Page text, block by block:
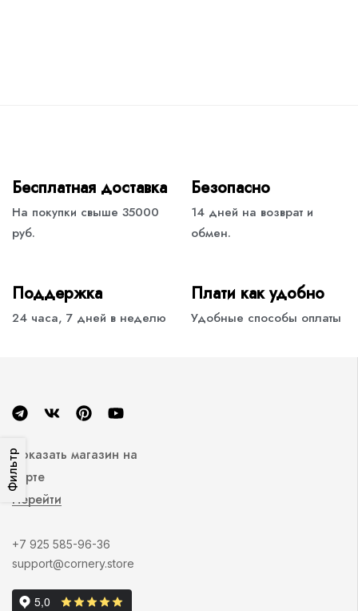
Фильтр
Бесплатная доставка
На покупки свыше 35000
руб.
Безопасно
14 дней на возврат и
обмен.
Поддержка
24 часа, 7 дней в неделю
Плати как удобно
Удобные способы оплаты
Показать магазин на
карте
Перейти
+7 925 585-96-36
support@cornery.store